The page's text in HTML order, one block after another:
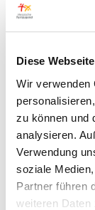
Diese
Wir verwenden
zu können und
analysieren.
Verwendung
soziale
Partner führen
weiteren Daten
5.000
Höhe
Ihr habt
Dann
Arbeit